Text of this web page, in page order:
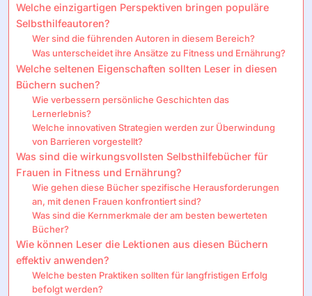
Welche einzigartigen Perspektiven bringen populäre
Selbsthilfeautoren?
Wer sind die führenden Autoren in diesem Bereich?
Was unterscheidet ihre Ansätze zu Fitness und Ernährung?
Welche seltenen Eigenschaften sollten Leser in diesen
Büchern suchen?
Wie verbessern persönliche Geschichten das
Lernerlebnis?
Welche innovativen Strategien werden zur Überwindung
von Barrieren vorgestellt?
Was sind die wirkungsvollsten Selbsthilfebücher für
Frauen in Fitness und Ernährung?
Wie gehen diese Bücher spezifische Herausforderungen
an, mit denen Frauen konfrontiert sind?
Was sind die Kernmerkmale der am besten bewerteten
Bücher?
Wie können Leser die Lektionen aus diesen Büchern
effektiv anwenden?
Welche besten Praktiken sollten für langfristigen Erfolg
befolgt werden?